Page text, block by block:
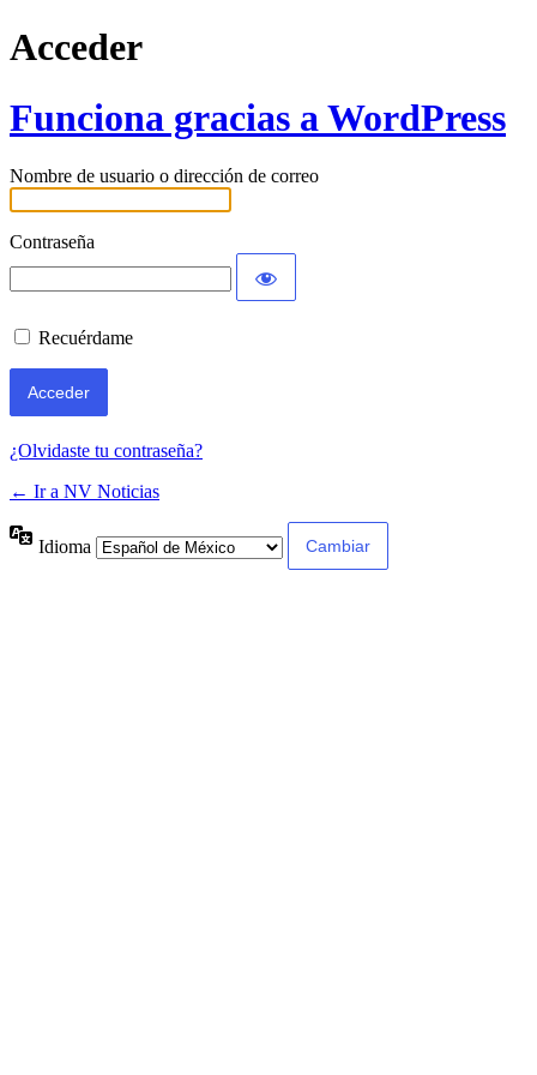
Acceder
Funciona gracias a WordPress
Nombre de usuario o dirección de correo
Contraseña
Recuérdame
¿Olvidaste tu contraseña?
← Ir a NV Noticias
Idioma